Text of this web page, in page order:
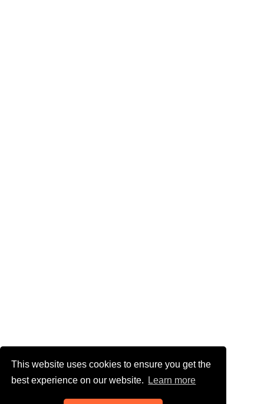
This website uses cookies to ensure you get the
best experience on our website.
Learn more